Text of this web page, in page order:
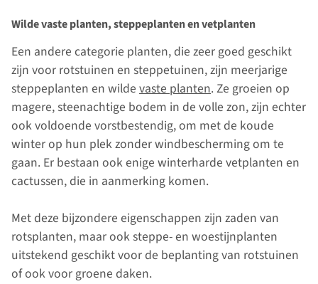
Wilde vaste planten, steppeplanten en vetplanten
Een andere categorie planten, die zeer goed geschikt
zijn voor rotstuinen en steppetuinen, zijn meerjarige
steppeplanten en wilde vaste planten. Ze groeien op
magere, steenachtige bodem in de volle zon, zijn echter
ook voldoende vorstbestendig, om met de koude
winter op hun plek zonder windbescherming om te
gaan. Er bestaan ook enige winterharde vetplanten en
cactussen, die in aanmerking komen.
Met deze bijzondere eigenschappen zijn zaden van
rotsplanten, maar ook steppe- en woestijnplanten
uitstekend geschikt voor de beplanting van rotstuinen
of ook voor groene daken.